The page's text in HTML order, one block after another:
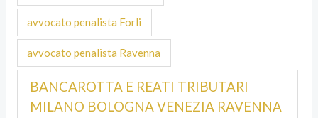
avvocato penalista Forli
avvocato penalista Ravenna
BANCAROTTA E REATI TRIBUTARI
MILANO BOLOGNA VENEZIA RAVENNA